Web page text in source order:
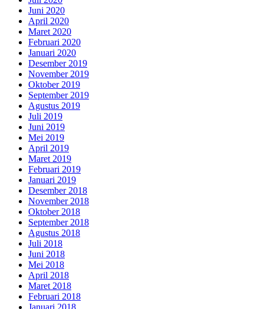
Juni 2020
April 2020
Maret 2020
Februari 2020
Januari 2020
Desember 2019
November 2019
Oktober 2019
September 2019
Agustus 2019
Juli 2019
Juni 2019
Mei 2019
April 2019
Maret 2019
Februari 2019
Januari 2019
Desember 2018
November 2018
Oktober 2018
September 2018
Agustus 2018
Juli 2018
Juni 2018
Mei 2018
April 2018
Maret 2018
Februari 2018